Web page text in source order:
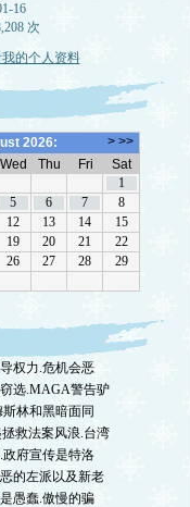
16
次
的个人资料
权力.危机会恶
选.MAGA警告驴
斯林和黑暗面同
救法案风浪.台湾
政府宣传是特洛
的左派以及新老
愚蠢.傲慢的骗